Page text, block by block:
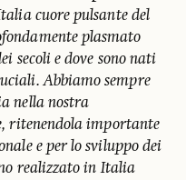
cuore pulsante del
plasmato
secoli e dove sono nati
Abbiamo sempre
nella nostra
ritenendola importante
e per lo sviluppo dei
realizzato in Italia